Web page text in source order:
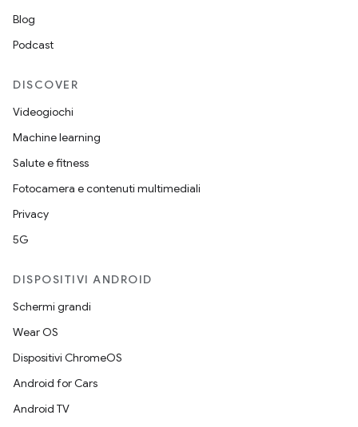
Blog
Podcast
DISCOVER
Videogiochi
Machine learning
Salute e fitness
Fotocamera e contenuti multimediali
Privacy
5G
DISPOSITIVI ANDROID
Schermi grandi
Wear OS
Dispositivi ChromeOS
Android for Cars
Android TV